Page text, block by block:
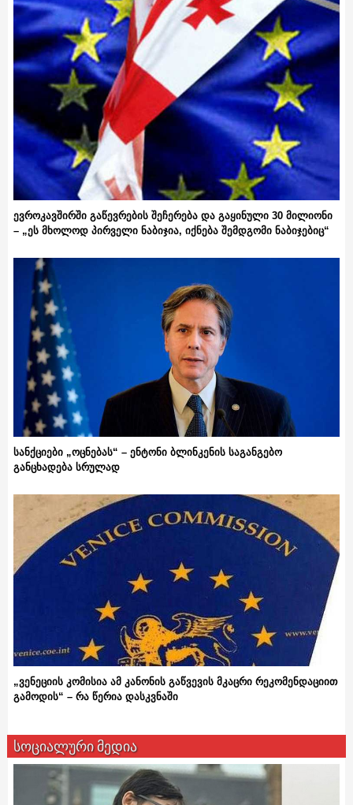
ევროკავშირში გაწევრების შეჩერება და გაყინული 30 მილიონი
– „ეს მხოლოდ პირველი ნაბიჯია, იქნება შემდგომი ნაბიჯებიც“
სანქციები „ოცნებას“ – ენტონი ბლინკენის საგანგებო
განცხადება სრულად
„ვენეციის კომისია ამ კანონის გაწვევის მკაცრი რეკომენდაციით
გამოდის“ – რა წერია დასკვნაში
სოციალური მედია